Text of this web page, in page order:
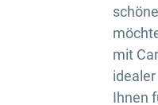
mit
Ihnen